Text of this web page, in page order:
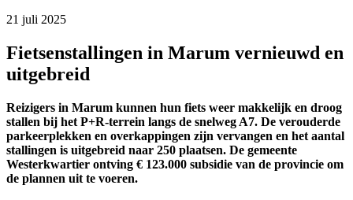
21 juli 2025
Fietsenstallingen in Marum vernieuwd en
uitgebreid
Reizigers in Marum kunnen hun fiets weer makkelijk en droog
stallen bij het P+R-terrein langs de snelweg A7. De verouderde
parkeerplekken en overkappingen zijn vervangen en het aantal
stallingen is uitgebreid naar 250 plaatsen. De gemeente
Westerkwartier ontving € 123.000 subsidie van de provincie om
de plannen uit te voeren.